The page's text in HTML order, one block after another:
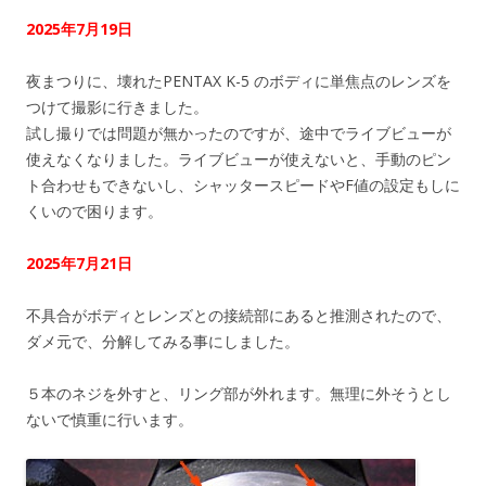
2025年7月19日
夜まつりに、壊れたPENTAX K-5 のボディに単焦点のレンズを
つけて撮影に行きました。
試し撮りでは問題が無かったのですが、途中でライブビューが
使えなくなりました。ライブビューが使えないと、手動のピン
ト合わせもできないし、シャッタースピードやF値の設定もしに
くいので困ります。
2025年7月21日
不具合がボディとレンズとの接続部にあると推測されたので、
ダメ元で、分解してみる事にしました。
５本のネジを外すと、リング部が外れます。無理に外そうとし
ないで慎重に行います。